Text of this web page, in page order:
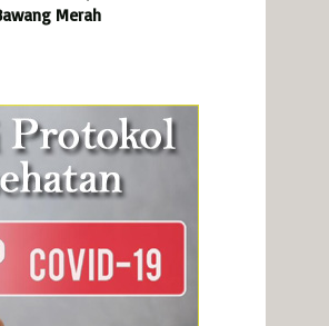
Merah